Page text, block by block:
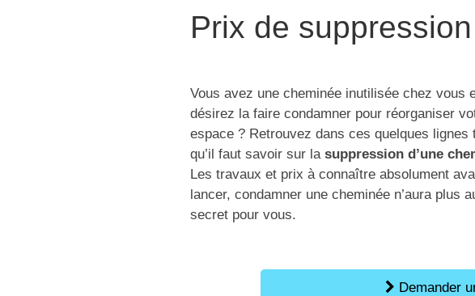
Prix de
Vous avez une cheminée inutilisée chez vous
désirez la faire condamner pour réorganiser
espace ? Retrouvez dans ces quelques lignes
qu’il faut savoir sur la suppression d’une
Les travaux et prix à connaître absolument
lancer, condamner une cheminée n’aura plus
secret pour vous.
Demander